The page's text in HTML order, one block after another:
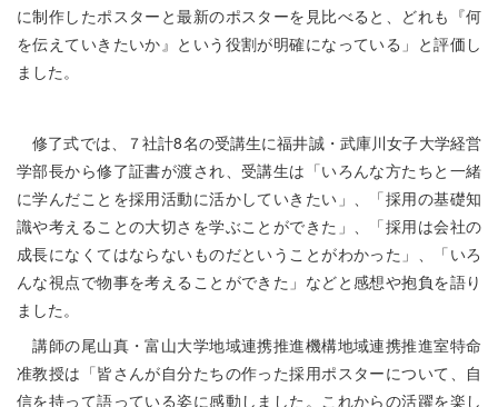
に制作したポスターと最新のポスターを見比べると、どれも『何
を伝えていきたいか』という役割が明確になっている」と評価し
ました。
修了式では、７社計8名の受講生に福井誠・武庫川女子大学経営
学部長から修了証書が渡され、受講生は「いろんな方たちと一緒
に学んだことを採用活動に活かしていきたい」、「採用の基礎知
識や考えることの大切さを学ぶことができた」、「採用は会社の
成長になくてはならないものだということがわかった」、「いろ
んな視点で物事を考えることができた」などと感想や抱負を語り
ました。
講師の尾山真・富山大学地域連携推進機構地域連携推進室特命
准教授は「皆さんが自分たちの作った採用ポスターについて、自
信を持って語っている姿に感動しました。これからの活躍を楽し